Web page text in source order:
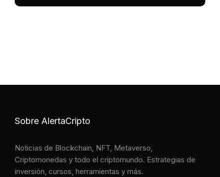
Sobre AlertaCripto
Noticias de Blockchain, NFT, Metaverso,
Criptomonedas y todo el criptomundo. Estrategias de
inversión, cursos, herramientas y más.